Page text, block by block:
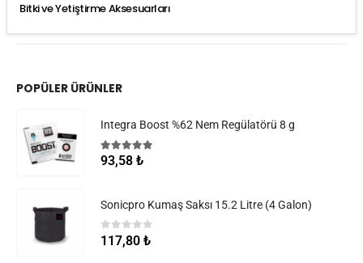
Bitki ve Yetiştirme Aksesuarları
POPÜLER ÜRÜNLER
Integra Boost %62 Nem Regülatörü 8 g
5.005 üzerinden
93,58 ₺
Sonicpro Kumaş Saksı 15.2 Litre (4 Galon)
0 5 üzerinden
117,80 ₺